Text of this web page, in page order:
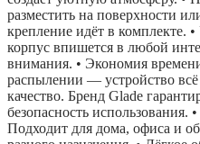
разместить на поверхности
крепление идёт в комплекте.
корпус впишется в любой
внимания. • Экономия
распылении — устройство всё
качество. Бренд Glade
безопасность
Подходит для дома, офиса и